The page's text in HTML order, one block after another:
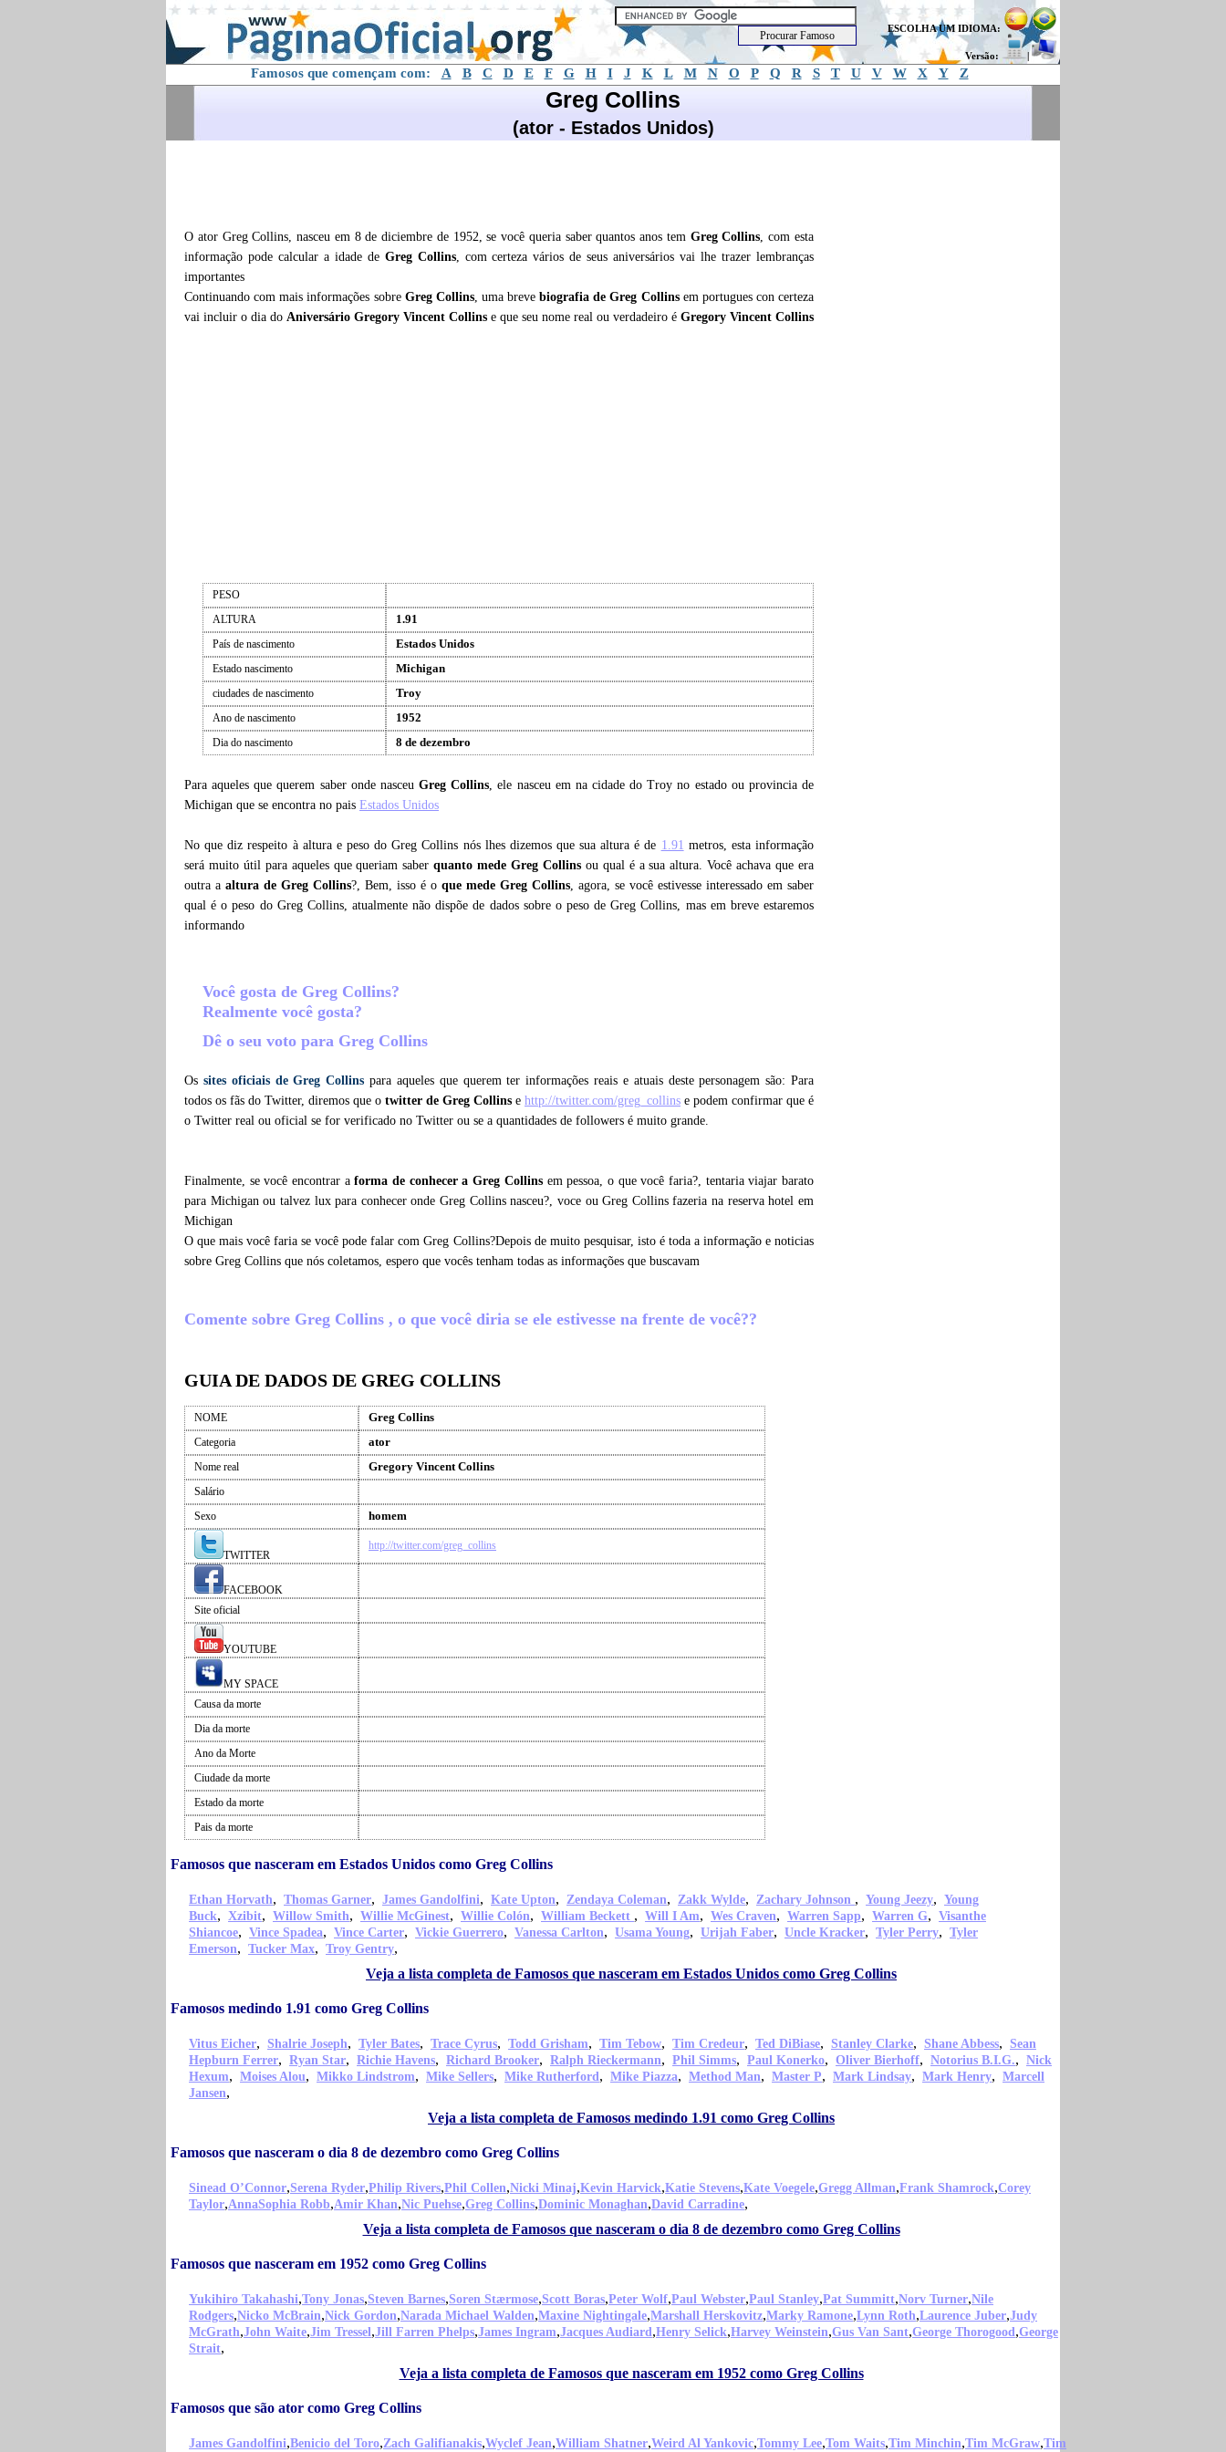
ESCOLHA UM IDIOMA:
Versão: |
Famosos que començam com: A B C D E F G H I J K L M N O P Q R S T U V W X Y Z
Greg Collins
(ator - Estados Unidos)
O ator Greg Collins, nasceu em 8 de diciembre de 1952, se você queria saber quantos anos tem Greg Collins, com esta
informação pode calcular a idade de Greg Collins, com certeza vários de seus aniversários vai lhe trazer lembranças
importantes
Continuando com mais informações sobre Greg Collins, uma brevebiografia deGreg Collinsem portugues con certeza
vai incluir o dia do Aniversário Gregory Vincent Collins e que seu nome real ou verdadeiro é Gregory Vincent Collins
PESO
ALTURA
1.91
País de nascimento Estados Unidos
Estado nascimento Michigan
ciudades de nascimento Troy
Ano de nascimento 1952
Dia do nascimento 8 de dezembro
Para aqueles que querem saber onde nasceuGreg Collins, ele nasceu em na cidade do Troy no estado ou provincia de
Michigan que se encontra no pais Estados Unidos
No que diz respeito à altura e peso do Greg Collins nós lhes dizemos que sua altura é de 1.91 metros, esta informação
será muito útil para aqueles que queriam saberquanto mede Greg Collinsou qual é a sua altura. Você achava que era
outra a altura de Greg Collins?, Bem, isso é o que mede Greg Collins, agora, se você estivesse interessado em saber
qual é o peso do Greg Collins, atualmente não dispõe de dados sobre o peso de Greg Collins, mas em breve estaremos
informando
Você gosta de Greg Collins?
Realmente você gosta?
Dê o seu voto para Greg Collins
Os sites oficiais de Greg Collins para aqueles que querem ter informações reais e atuais deste personagem são: Para
todos os fãs do Twitter, diremos que o twitter de Greg Collins e http://twitter.com/greg_collins e podem confirmar que é
o Twitter real ou oficial se for verificado no Twitter ou se a quantidades de followers é muito grande.
Finalmente, se você encontrar aforma de conhecer a Greg Collinsem pessoa, o que você faria?, tentaria viajar barato
para Michigan ou talvez lux para conhecer onde Greg Collins nasceu?, voce ou Greg Collins fazeria na reserva hotel em
Michigan
O que mais você faria se você pode falar com Greg Collins?Depois de muito pesquisar, isto é toda a informação e noticias
sobre Greg Collins que nós coletamos, espero que vocês tenham todas as informações que buscavam
Comente sobre Greg Collins , o que você diria se ele estivesse na frente de você??
GUIA DE DADOS DE GREG COLLINS
NOME Greg Collins
Categoria ator
Nome real Gregory Vincent Collins
Salário
Sexo
homem
TWITTER
http://twitter.com/greg_collins
FACEBOOK
Site oficial
YOUTUBE
MY SPACE
Causa da morte
Dia da morte
Ano da Morte
Ciudade da morte
Estado da morte
Pais da morte
Famosos que nasceram em Estados Unidos como Greg Collins
Ethan Horvath, Thomas Garner, James Gandolfini, Kate Upton, Zendaya Coleman, Zakk Wylde, Zachary Johnson , Young Jeezy, Young
Buck, Xzibit, Willow Smith, Willie McGinest, Willie Colón, William Beckett , Will I Am, Wes Craven, Warren Sapp, Warren G, Visanthe
Shiancoe, Vince Spadea, Vince Carter, Vickie Guerrero, Vanessa Carlton, Usama Young, Urijah Faber, Uncle Kracker, Tyler Perry, Tyler
Emerson, Tucker Max, Troy Gentry,
Veja a lista completa de Famosos que nasceram em Estados Unidos como Greg Collins
Famosos medindo 1.91 como Greg Collins
Vitus Eicher, Shalrie Joseph, Tyler Bates, Trace Cyrus, Todd Grisham, Tim Tebow, Tim Credeur, Ted DiBiase, Stanley Clarke, Shane Abbess, Sean
Hepburn Ferrer, Ryan Star, Richie Havens, Richard Brooker, Ralph Rieckermann, Phil Simms, Paul Konerko, Oliver Bierhoff, Notorius B.I.G., Nick
Hexum, Moises Alou, Mikko Lindstrom, Mike Sellers, Mike Rutherford, Mike Piazza, Method Man, Master P, Mark Lindsay, Mark Henry, Marcell
Jansen,
Veja a lista completa de Famosos medindo 1.91 como Greg Collins
Famosos que nasceram o dia 8 de dezembro como Greg Collins
Sinead O’Connor,Serena Ryder,Philip Rivers,Phil Collen,Nicki Minaj,Kevin Harvick,Katie Stevens,Kate Voegele,Gregg Allman,Frank Shamrock,Corey
Taylor,AnnaSophia Robb,Amir Khan,Nic Puehse,Greg Collins,Dominic Monaghan,David Carradine,
Veja a lista completa de Famosos que nasceram o dia 8 de dezembro como Greg Collins
Famosos que nasceram em 1952 como Greg Collins
Yukihiro Takahashi,Tony Jonas,Steven Barnes,Soren Stærmose,Scott Boras,Peter Wolf,Paul Webster,Paul Stanley,Pat Summitt,Norv Turner,Nile
Rodgers,Nicko McBrain,Nick Gordon,Narada Michael Walden,Maxine Nightingale,Marshall Herskovitz,Marky Ramone,Lynn Roth,Laurence Juber,Judy
McGrath,John Waite,Jim Tressel,Jill Farren Phelps,James Ingram,Jacques Audiard,Henry Selick,Harvey Weinstein,Gus Van Sant,George Thorogood,George
Strait,
Veja a lista completa de Famosos que nasceram em 1952 como Greg Collins
Famosos que são ator como Greg Collins
James Gandolfini,Benicio del Toro,Zach Galifianakis,Wyclef Jean,William Shatner,Weird Al Yankovic,Tommy Lee,Tom Waits,Tim Minchin,Tim McGraw,Tim